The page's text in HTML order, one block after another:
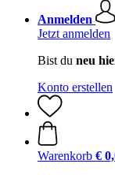
Anmelden
Jetzt anmelden
Bist du neu
Konto erstellen
Warenkorb €